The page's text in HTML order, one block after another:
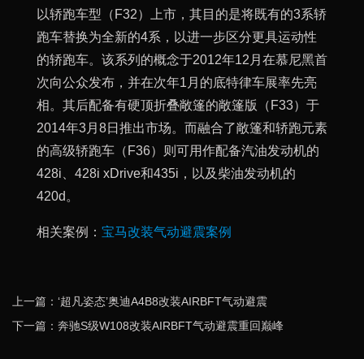
以轿跑车型（F32）上市，其目的是将既有的3系轿
跑车替换为全新的4系，以进一步区分更具运动性
的轿跑车。该系列的概念于2012年12月在慕尼黑首
次向公众发布，并在次年1月的底特律车展率先亮
相。其后配备有硬顶折叠敞篷的敞篷版（F33）于
2014年3月8日推出市场。而融合了敞篷和轿跑元素
的高级轿跑车（F36）则可用作配备汽油发动机的
428i、428i xDrive和435i，以及柴油发动机的
420d。
相关案例： 宝马改装气动避震案例
上一篇：‘超凡姿态’奥迪A4B8改装AIRBFT气动避震
下一篇：奔驰S级W108改装AIRBFT气动避震重回巅峰